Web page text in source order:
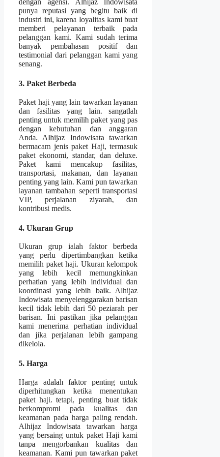
dengan agensi. Alhijaz Indowisata
punya reputasi yang begitu baik di
industri ini, karena loyalitas kami buat
memberi pelayanan terbaik pada
pelanggan kami. Kami sudah terima
banyak pembahasan positif dan
testimonial dari pelanggan kami yang
senang.
3. Paket Berbeda
Paket haji yang lain tawarkan layanan
dan fasilitas yang lain. sangatlah
penting untuk memilih paket yang pas
dengan kebutuhan dan anggaran
Anda. Alhijaz Indowisata tawarkan
bermacam jenis paket Haji, termasuk
paket ekonomi, standar, dan deluxe.
Paket kami mencakup fasilitas,
transportasi, makanan, dan layanan
penting yang lain. Kami pun tawarkan
layanan tambahan seperti transportasi
VIP, perjalanan ziyarah, dan
kontribusi medis.
4. Ukuran Grup
Ukuran grup ialah faktor berbeda
yang perlu dipertimbangkan ketika
memilih paket haji. Ukuran kelompok
yang lebih kecil memungkinkan
perhatian yang lebih individual dan
koordinasi yang lebih baik. Alhijaz
Indowisata menyelenggarakan barisan
kecil tidak lebih dari 50 peziarah per
barisan. Ini pastikan jika pelanggan
kami menerima perhatian individual
dan jika perjalanan lebih gampang
dikelola.
5. Harga
Harga adalah faktor penting untuk
diperhitungkan ketika menentukan
paket haji. tetapi, penting buat tidak
berkompromi pada kualitas dan
keamanan pada harga paling rendah.
Alhijaz Indowisata tawarkan harga
yang bersaing untuk paket Haji kami
tanpa mengorbankan kualitas dan
keamanan. Kami pun tawarkan paket